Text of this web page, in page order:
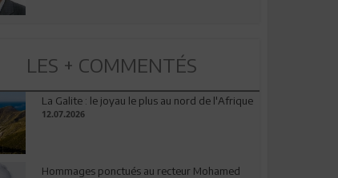
LES + COMMENTÉS
La Galite : le joyau le plus au nord de l'Afrique
12.07.2026
Hommages ponctués au recteur Mohamed